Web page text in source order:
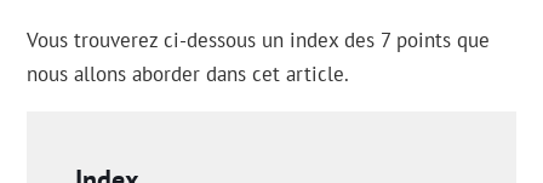
Vous trouverez ci-dessous un index des 7 points que
nous allons aborder dans cet article.